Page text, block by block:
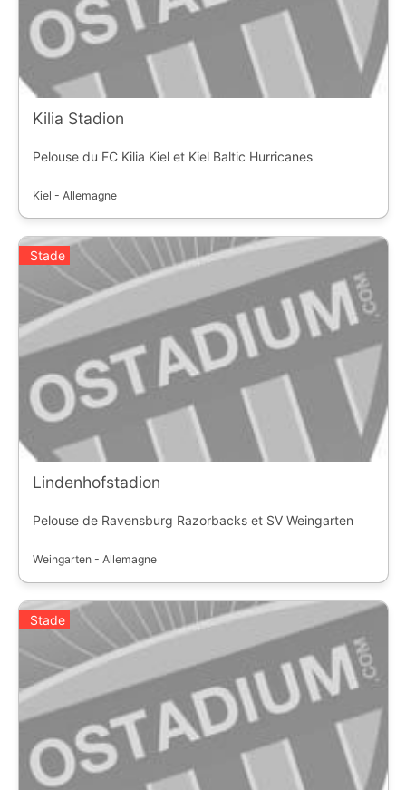
Kilia Stadion
Pelouse du FC Kilia Kiel et Kiel Baltic Hurricanes
Kiel - Allemagne
Stade
Lindenhofstadion
Pelouse de Ravensburg Razorbacks et SV Weingarten
Weingarten - Allemagne
Stade